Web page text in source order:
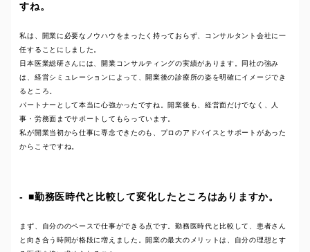
すね。
私は、開業に必要なノウハウをまったく持っておらず、コンサルタント会社に一
任することにしました。
日本医業総研さんには、開業コンサルティングの実績があります。同社の強み
は、経営シミュレーションによって、開業後の診療所の姿を明確にイメージでき
るところ。
パートナーとして本当に心強かったですね。開業後も、経営面だけでなく、人
事・労務面までサポートしてもらっています。
私が開業当初から仕事に専念できたのも、プロのアドバイスとサポートがあった
からこそですね。
■勤務医時代と比較して変化したところはありますか。
まず、自分ののペースで仕事ができる点です。勤務医時代と比較して、患者さん
と向き合う時間が格段に増えました。開業の最大のメリットは、自分の理想とす